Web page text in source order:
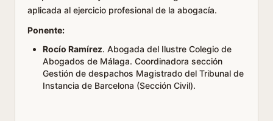
aplicada al ejercicio profesional de la abogacía.
Ponente:
Rocío Ramírez. Abogada del Ilustre Colegio de
Abogados de Málaga. Coordinadora sección
Gestión de despachos Magistrado del Tribunal de
Instancia de Barcelona (Sección Civil).